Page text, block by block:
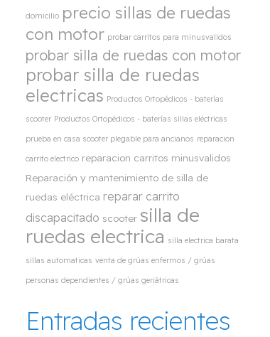
domicilio precio sillas de ruedas
con motor probar carritos para minusvalidos
probar silla de ruedas con motor
probar silla de ruedas
electricas Productos Ortopédicos - baterías
scooter Productos Ortopédicos - baterías sillas eléctricas
prueba en casa scooter plegable para ancianos reparacion
carrito electrico reparacion carritos minusvalidos
Reparación y mantenimiento de silla de
ruedas eléctrica reparar carrito
discapacitado scooter silla de
ruedas electrica silla electrica barata
sillas automaticas venta de grúas enfermos / grúas
personas dependientes / grúas geriátricas
Entradas recientes